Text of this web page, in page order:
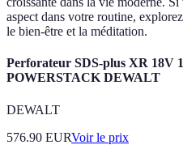
aspect dans votre routine,
le bien-être et la méditation.
Perforateur SDS-plus XR 18V
POWERSTACK DEWALT
DEWALT
576.90 EURVoir le prix